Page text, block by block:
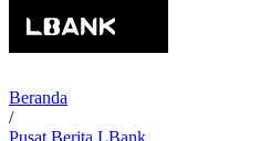
Beranda
/
Pusat Berita LBank